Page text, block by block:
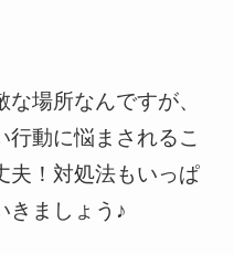
場所なんですが、
行動に悩まされるこ
夫！対処法もいっぱ
きましょう♪